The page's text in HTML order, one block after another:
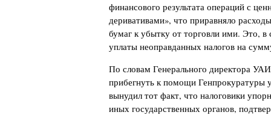
финансового результата операций с
деривативами», что приравняло
бумаг к убытку от торговли ими. Это, в
уплаты неоправданных налогов на
По словам Генерального директора
прибегнуть к помощи Генпрокуратуры
вынудил тот факт, что налоговики
иных государственных органов,